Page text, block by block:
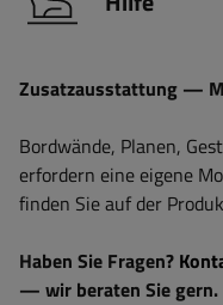
Zusatzausstattung —
Bordwände, Planen,
erfordern eine eigene
finden Sie auf der
Haben Sie Fragen?
— wir beraten Sie gern.